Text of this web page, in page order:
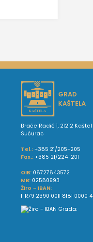
GRAD
KAŠTELA
Braće Radić 1, 21212 Kaštel
Sućurac
Tel.: +385 21/205-205
Fax.: +385 21/224-201
OIB: 08727843572
MB: 02580993
Žiro - IBAN:
HR79 2390 0011 8181 0000 4